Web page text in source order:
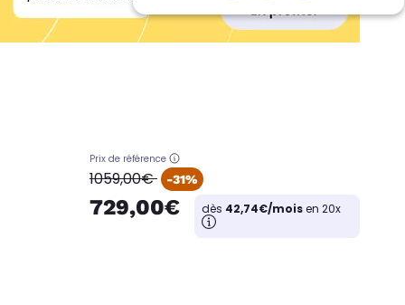
Prix de référence
oldPrice
1059,00€ -31%
729,00€ dès 42,74€/moisen 20x